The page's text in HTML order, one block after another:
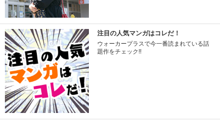
注目の人気マンガはコレだ！
ウォーカープラスで今一番読まれている話
題作をチェック!!